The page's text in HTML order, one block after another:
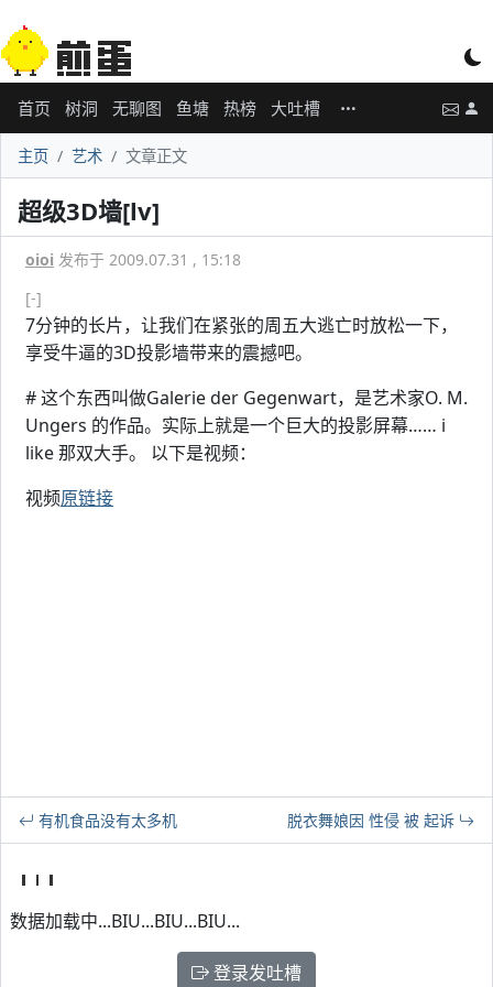
首页 树洞 无聊图 鱼塘 热榜 大吐槽
主页 艺术 文章正文
超级3D墙[lv]
oioi 发布于 2009.07.31 , 15:18
[-]
7分钟的长片，让我们在紧张的周五大逃亡时放松一下，
享受牛逼的3D投影墙带来的震撼吧。
# 这个东西叫做Galerie der Gegenwart，是艺术家O. M.
Ungers 的作品。实际上就是一个巨大的投影屏幕…… i
like 那双大手。 以下是视频：
视频原链接
有机食品没有太多机 脱衣舞娘因 性侵 被 起诉
数据加载中...BIU...BIU...BIU...
登录发吐槽